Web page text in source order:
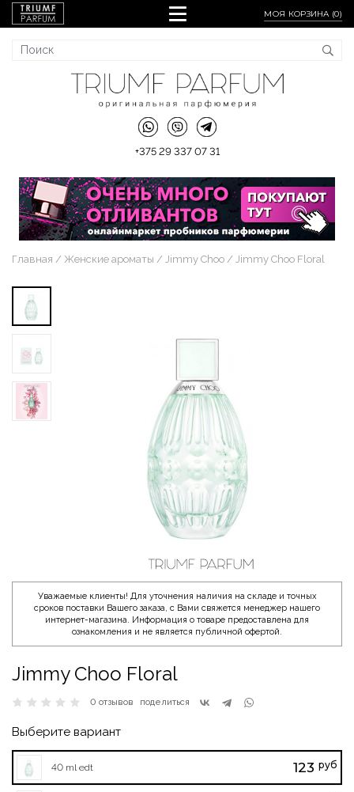
МОЯ КОРЗИНА (0)
+375 29 337 07 31
Главная Женские ароматы Jimmy Choo Jimmy Choo Floral
Уважаемые клиенты! Для уточнения наличия на складе и точных
сроков поставки Вашего заказа, с Вами свяжется менеджер нашего
интернет-магазина. Информация о товаре предоставлена для
ознакомления и не является публичной офертой.
Jimmy Choo Floral
0 отзывов поделиться
Выберите вариант
40 ml edt 123 руб